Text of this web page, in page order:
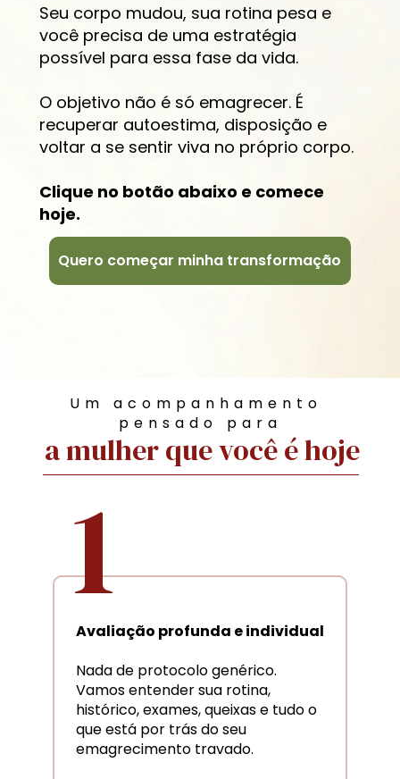
Seu corpo mudou, sua rotina pesa e
você precisa de uma estratégia
possível para essa fase da vida.
O objetivo não é só emagrecer. É
recuperar autoestima, disposição e
voltar a se sentir viva no próprio corpo.
Clique no botão abaixo e comece
hoje.
Quero começar minha transformação
Um acompanhamento
pensado para
a mulher que você é hoje
1
Avaliação profunda e individual
Nada de protocolo genérico.
Vamos entender sua rotina,
histórico, exames, queixas e tudo o
que está por trás do seu
emagrecimento travado.